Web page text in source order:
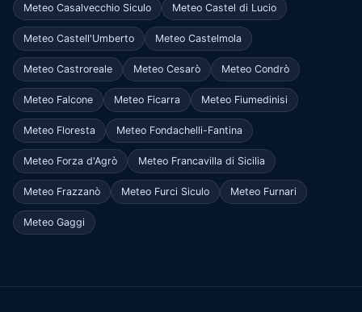
Meteo Casalvecchio Siculo Meteo Castel di Lucio
Meteo Castell'Umberto Meteo Castelmola
Meteo Castroreale Meteo Cesarò Meteo Condrò
Meteo Falcone Meteo Ficarra Meteo Fiumedinisi
Meteo Floresta Meteo Fondachelli-Fantina
Meteo Forza d'Agrò Meteo Francavilla di Sicilia
Meteo Frazzanò Meteo Furci Siculo Meteo Furnari
Meteo Gaggi